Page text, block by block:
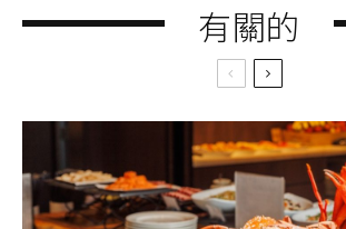
有關的